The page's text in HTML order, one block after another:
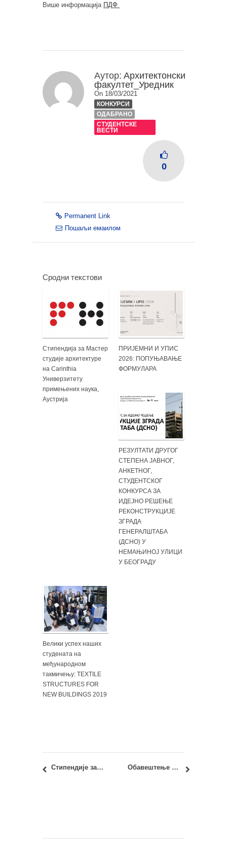
Више информација ПДФ
Аутор: Архитектонски
факултет_Уредник
On 18/03/2021
КОНКУРСИ
ОДАБРАНО
СТУДЕНТСКЕ
ВЕСТИ
0
Permanent Link
Пошаљи емаилом
Сродни текстови
Стипендија за Мастер
студије архитектуре
на Carinthia
Универзитету
примењених наука,
Аустрија
ПРИЈЕМНИ И УПИС
2026: ПОПУЊАВАЊЕ
ФОРМУЛАРА
РЕЗУЛТАТИ ДРУГОГ
СТЕПЕНА ЈАВНОГ,
АНКЕТНОГ,
СТУДЕНТСКОГ
КОНКУРСА ЗА
ИДЕЈНО РЕШЕЊЕ
РЕКОНСТРУКЦИЈЕ
ЗГРАДА
ГЕНЕРАЛШТАБА
(ДСНО) У
НЕМАЊИНОЈ УЛИЦИ
У БЕОГРАДУ
Велики успех наших
студената на
међународном
такмичењу: TEXTILE
STRUCTURES FOR
NEW BUILDINGS 2019
Стипендије за постдокторске студије у оквиру ПАЦИФИК програма Обавештење о измењеном начину предаје конкурсних радова за ЈАВНИ, АНКЕТНИ СТУДЕНТСКИ КОНКУРС ЗА ИДЕЈНО РЕШЕЊЕ МОБИЛНОГ ПАВИЉОНА / ПРОСТОРНЕ ИНСТАЛАЦИЈЕ